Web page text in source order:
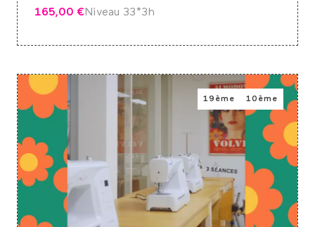
165,00 €Niveau 33*3h
19ème 10ème